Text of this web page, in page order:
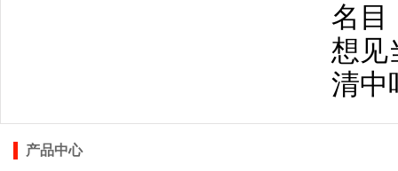
名目
想见
清
产品中心